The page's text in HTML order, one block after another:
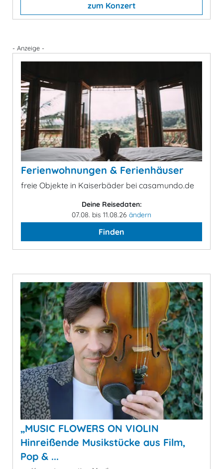
zum Konzert
- Anzeige -
Ferienwohnungen & Ferienhäuser
freie Objekte in Kaiserbäder bei casamundo.de
Deine Reisedaten:
07.08. bis 11.08.26 ändern
Finden
„MUSIC FLOWERS ON VIOLIN
Hinreißende Musikstücke aus Film,
Pop & ...